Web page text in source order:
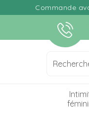
Commande